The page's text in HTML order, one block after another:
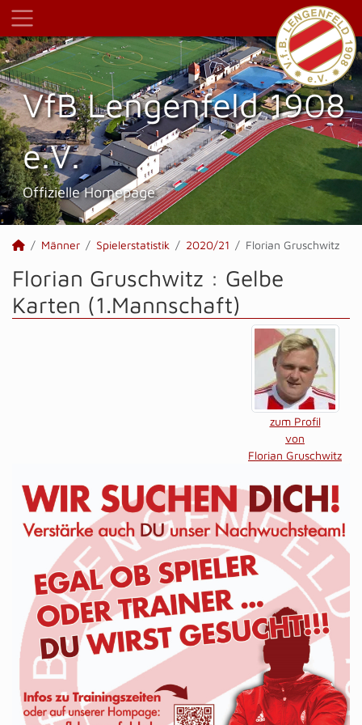
VfB Lengenfeld 1908
e.V.
Offizielle Homepage
Männer Spielerstatistik 2020/21 Florian Gruschwitz
Florian Gruschwitz : Gelbe
Karten (1.Mannschaft)
zum Profil
von
Florian Gruschwitz